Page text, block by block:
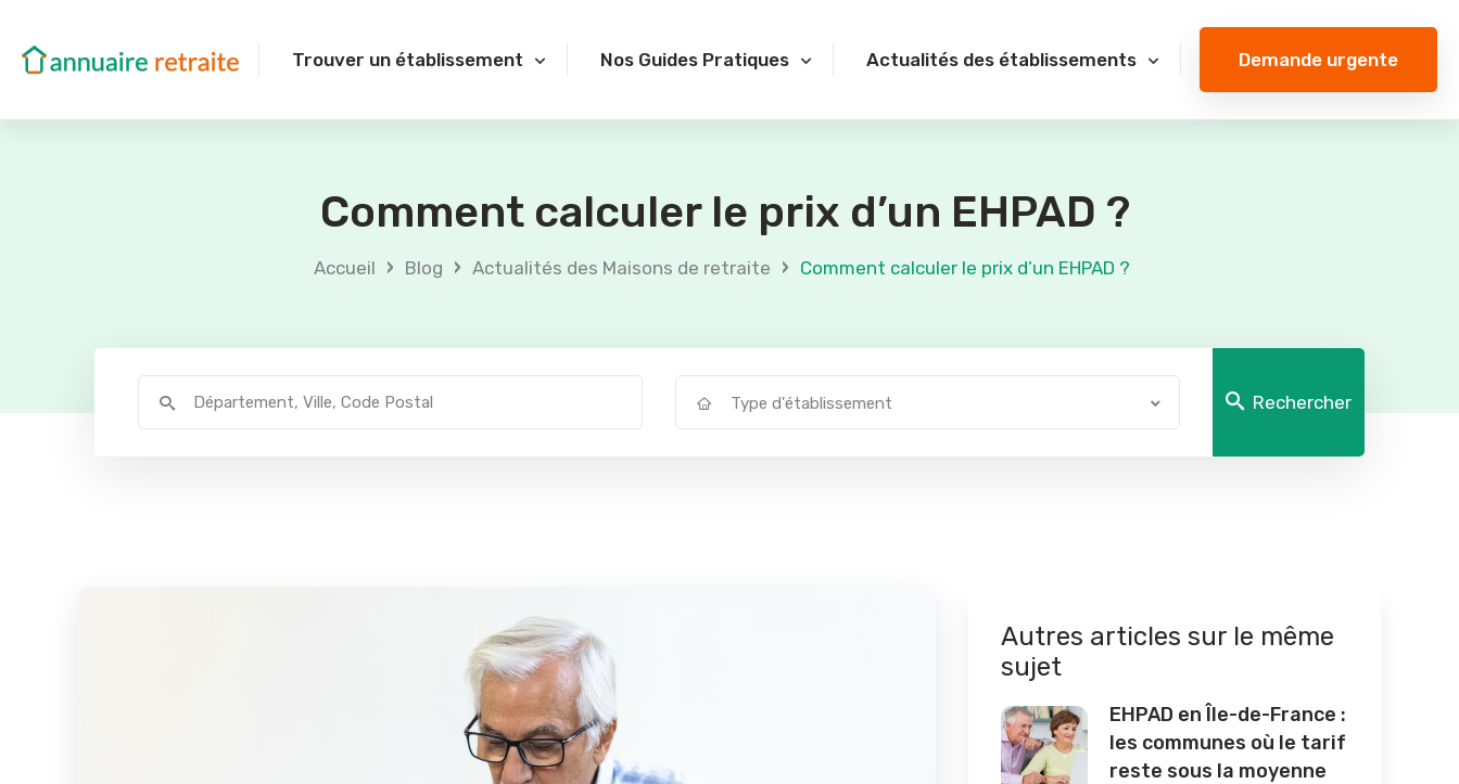
Trouver un établissement Nos Guides Pratiques Actualités des établissements Demande urgente
Comment calculer le prix d’un EHPAD ?
Accueil › Blog › Actualités des Maisons de retraite › Comment calculer le prix d’un EHPAD ?
Type d'établissement Rechercher
Autres articles sur le même
sujet
EHPAD en Île-de-France :
les communes où le tarif
reste sous la moyenne